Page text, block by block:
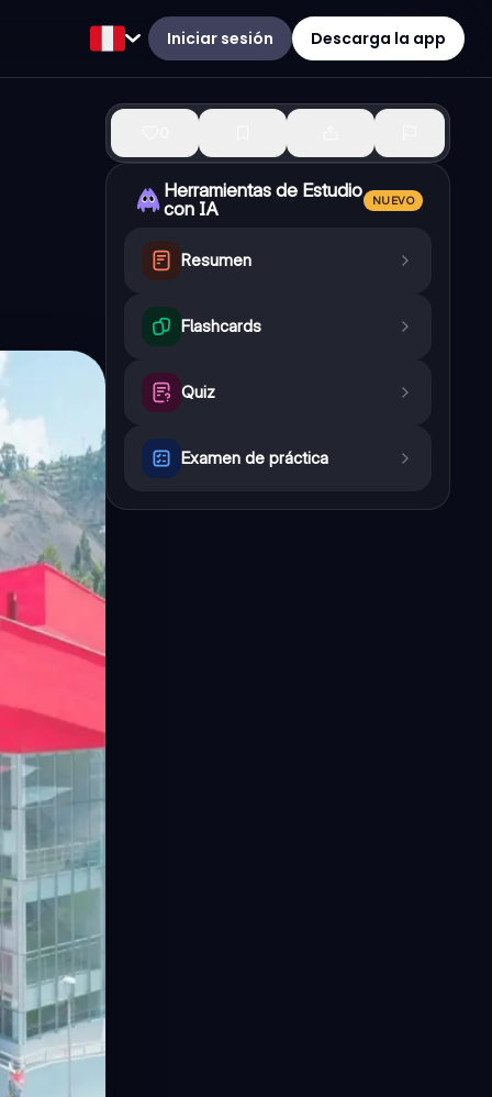
Iniciar sesión Descarga la app
Herramientas de Estudio
con IA
NUEVO
Resumen
Flashcards
Quiz
Examen de práctica